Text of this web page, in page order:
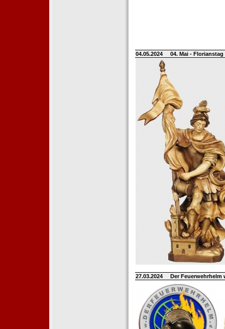
04.05.2024 04. Mai -
27.03.2024 Der